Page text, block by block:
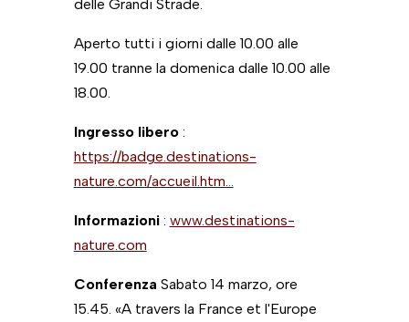
delle Grandi Strade.
Aperto tutti i giorni dalle 10.00 alle
19.00 tranne la domenica dalle 10.00 alle
18.00.
Ingresso libero:
https://badge.destinations-
nature.com/accueil.htm…
Informazioni: www.destinations-
nature.com
Conferenza Sabato 14 marzo, ore
15.45. «A travers la France et l'Europe